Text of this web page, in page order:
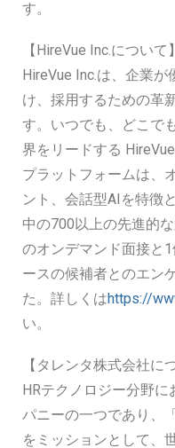
す。
【HireVue Inc.について】
HireVue Inc.は、企業
け、採用するための革
す。いつでも、どこで
界をリードする
プラットフォームは、
ント、会話型AIを特徴
中の700以上の先進的
のオンデマンド面接と
ースの候補者とのエン
た。詳しくはhttps://
い。
【タレンタ株式会社に
HRテクノロジー分野
パニーの一つであり、
をミッションとして、